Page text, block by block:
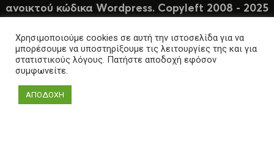
ανοικτού κώδικα Wordpress. Copyleft 2008 - 2025
Χρησιμοποιούμε cookies σε αυτή την ιστοσελίδα για να
μπορέσουμε να υποστηρίξουμε τις λειτουργίες της και για
στατιστικούς λόγους. Πατήστε αποδοχή εφόσον
συμφωνείτε.
ΑΠΟΔΟΧΗ